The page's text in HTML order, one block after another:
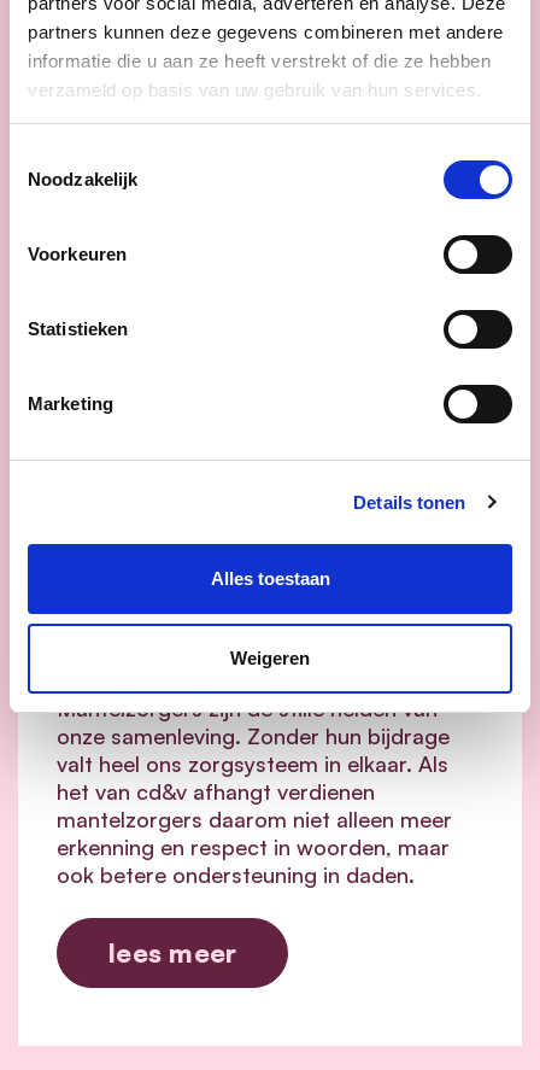
partners kunnen deze gegevens combineren met andere
informatie die u aan ze heeft verstrekt of die ze hebben
verzameld op basis van uw gebruik van hun services.
Noodzakelijk
Voorkeuren
Statistieken
Marketing
Details tonen
Alles toestaan
Weigeren
Nieuws
voor mantelzorgers: minder
drempels, meer
ondersteuning en meer
16/06/26
Mantelzorgers zijn de stille helden van
onze samenleving. Zonder hun bijdrage
valt heel ons zorgsysteem in elkaar. Als
het van cd&v afhangt verdienen
mantelzorgers daarom niet alleen meer
erkenning en respect in woorden, maar
ook betere ondersteuning in daden.
lees meer